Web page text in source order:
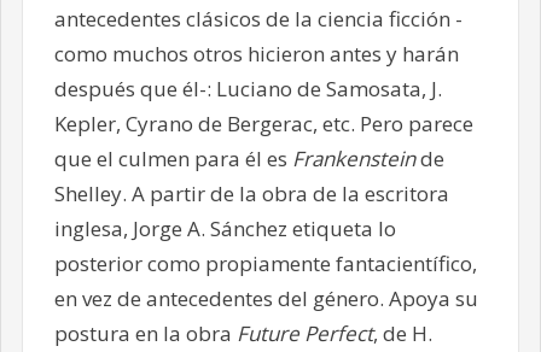
antecedentes clásicos de la ciencia ficción -
como muchos otros hicieron antes y harán
después que él-: Luciano de Samosata, J.
Kepler, Cyrano de Bergerac, etc. Pero parece
que el culmen para él es Frankensteinde
Shelley. A partir de la obra de la escritora
inglesa, Jorge A. Sánchez etiqueta lo
posterior como propiamente fantacientífico,
en vez de antecedentes del género. Apoya su
postura en la obra Future Perfect, de H.